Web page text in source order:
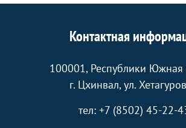
Контактная
100001, Республики Южная
г. Цхинвал, ул.
тел: +7 (8502) 45-22-